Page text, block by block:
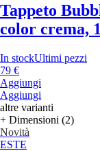
Tappeto
color crema,
In stockUltimi pezzi
79 €
Aggiungi
Aggiungi
altre varianti
+ Dimensioni (2)
Novità
ESTE